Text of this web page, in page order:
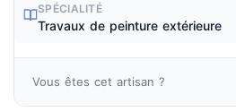
SPÉCIALITÉ
Travaux de peinture extérieure
Vous êtes cet artisan ?